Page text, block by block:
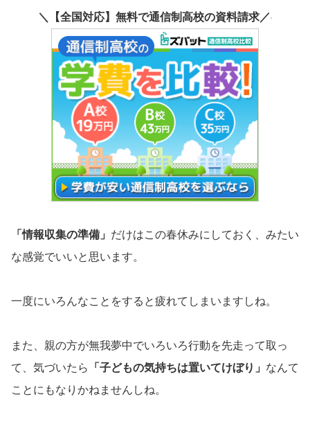
＼【全国対応】無料で通信制高校の資料請求／
「情報収集の準備」 だけはこの春休みにしておく、みたい
な感覚でいいと思います。
一度にいろんなことをすると疲れてしまいますしね。
また、親の方が無我夢中でいろいろ行動を先走って取っ
て、気づいたら
「子どもの気持ちは置いてけぼり」 なんて
ことにもなりかねませんしね。